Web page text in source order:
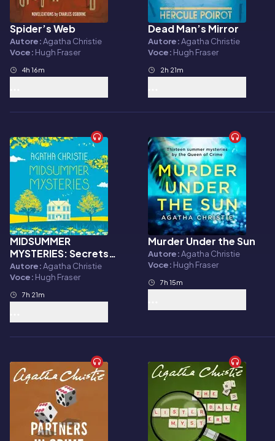
Audiolibro
Spider’s Web
Autore:Agatha Christie
Voce: Hugh Fraser
4h 16m
Audiolibro
Dead Man’s Mirror
Autore:Agatha Christie
Voce: Hugh Fraser
2h 21m
Audiolibro
MIDSUMMER
MYSTERIES: Secrets
and Suspense from the
Queen of Crime
Autore:Agatha Christie
Voce: Hugh Fraser
7h 21m
Audiolibro
Murder Under the Sun
Autore:Agatha Christie
Voce: Hugh Fraser
7h 15m